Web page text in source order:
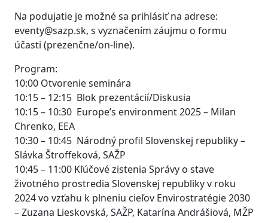
Na podujatie je možné sa prihlásiť na adrese:
eventy@sazp.sk, s vyznačením záujmu o formu
účasti (prezenčne/on-line).
Program:
10:00 Otvorenie seminára
10:15 – 12:15 Blok prezentácií/Diskusia
10:15 – 10:30 Europe’s environment 2025 – Milan
Chrenko, EEA
10:30 – 10:45 Národný profil Slovenskej republiky –
Slávka Štroffeková, SAŽP
10:45 – 11:00 Kľúčové zistenia Správy o stave
životného prostredia Slovenskej republiky v roku
2024 vo vzťahu k plneniu cieľov Envirostratégie 2030
– Zuzana Lieskovská, SAŽP, Katarína Andrášiová, MŽP